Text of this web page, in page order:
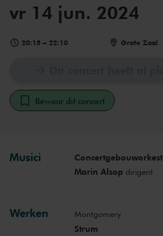
vr 14 jun. 2024
20:15 – 22:10 Grote Zaal
Bewaar dit concert
Musici
Concertgebouworkest
Marin Alsop dirigent
Werken Montgomery
Strum